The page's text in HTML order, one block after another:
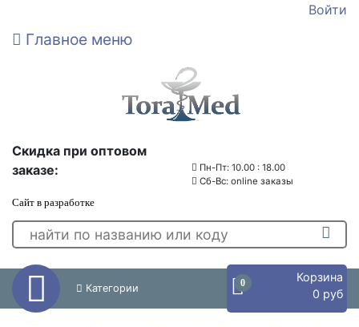
Войти
Главное меню
Скидка при оптовом
заказе:
Сайт в разработке
Пн-Пт: 10.00 : 18.00
Сб-Вс: online заказы
Категории 0
Корзина
0 руб